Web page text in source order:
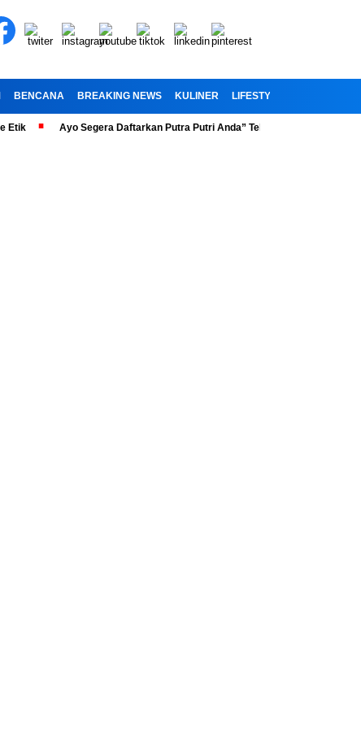
BENCANA BREAKING NEWS KULINER LIFESTYLE
Ayo Segera Daftarkan Putra Putri Anda” Telah Dibuka Penerimaan